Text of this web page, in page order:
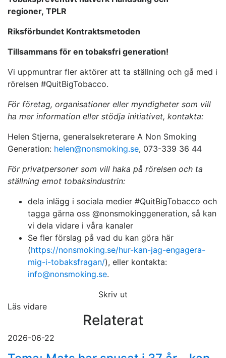
regioner, TPLR
Riksförbundet Kontraktsmetoden
Tillsammans för en tobaksfri generation!
Vi uppmuntrar fler aktörer att ta ställning och gå med i
rörelsen #QuitBigTobacco.
För företag, organisationer eller myndigheter som vill
ha mer information eller stödja initiativet, kontakta:
Helen Stjerna, generalsekreterare A Non Smoking
Generation: helen@nonsmoking.se, 073-339 36 44
För privatpersoner som vill haka på rörelsen och ta
ställning emot tobaksindustrin:
dela inlägg i sociala medier #QuitBigTobacco och
tagga gärna oss @nonsmokinggeneration, så kan
vi dela vidare i våra kanaler
Se fler förslag på vad du kan göra här
(https://nonsmoking.se/hur-kan-jag-engagera-
mig-i-tobaksfragan/), eller kontakta:
info@nonsmoking.se.
Skriv ut
Läs vidare
Relaterat
2026-06-22